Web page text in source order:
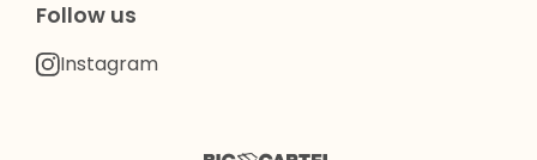
Follow us
Instagram